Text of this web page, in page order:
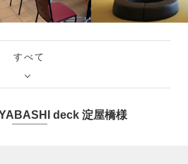
すべて
deck 淀屋橋様